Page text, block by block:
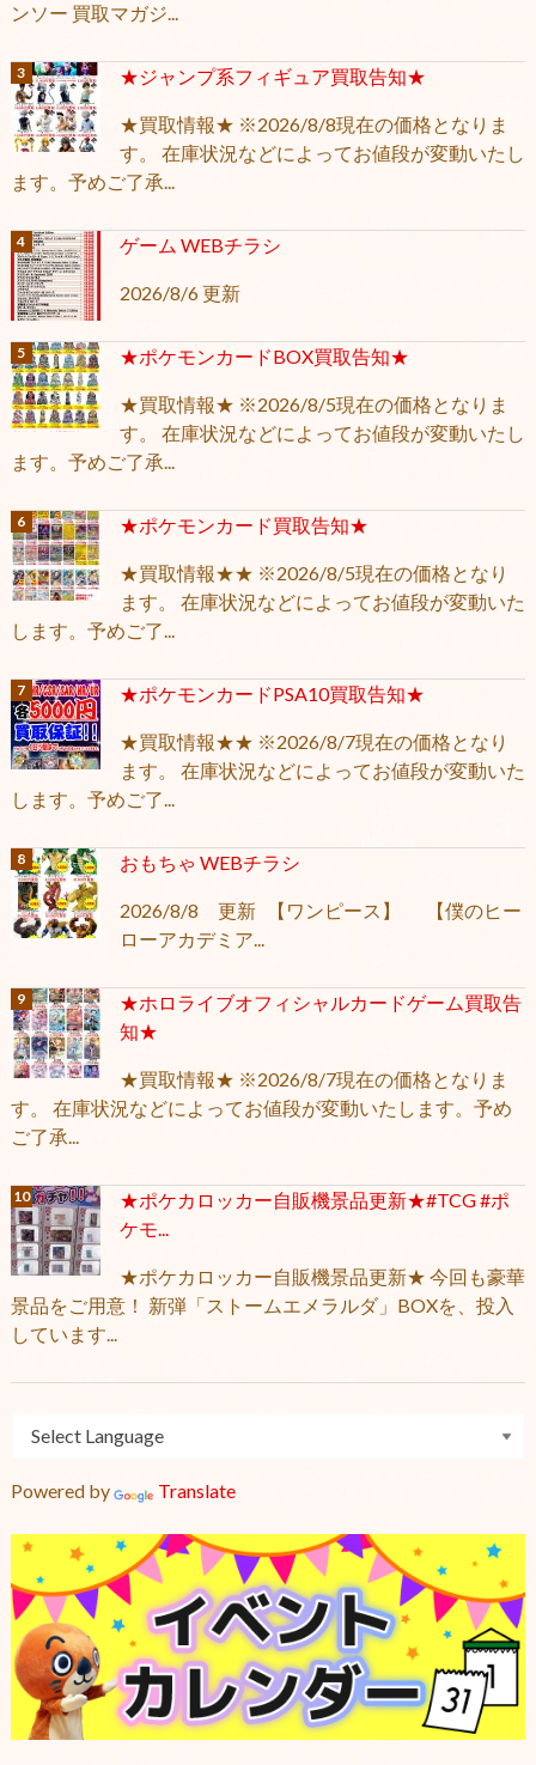
ンソー 買取マガジ...
★ジャンプ系フィギュア買取告知★
★買取情報★ ※2026/8/8現在の価格となりま
す。 在庫状況などによってお値段が変動いたし
ます。予めご了承...
ゲーム WEBチラシ
2026/8/6 更新
★ポケモンカードBOX買取告知★
★買取情報★ ※2026/8/5現在の価格となりま
す。 在庫状況などによってお値段が変動いたし
ます。予めご了承...
★ポケモンカード買取告知★
★買取情報★★ ※2026/8/5現在の価格となり
ます。 在庫状況などによってお値段が変動いた
します。予めご了...
★ポケモンカードPSA10買取告知★
★買取情報★★ ※2026/8/7現在の価格となり
ます。 在庫状況などによってお値段が変動いた
します。予めご了...
おもちゃ WEBチラシ
2026/8/8 更新 【ワンピース】 【僕のヒー
ローアカデミア...
★ホロライブオフィシャルカードゲーム買取告
知★
★買取情報★ ※2026/8/7現在の価格となりま
す。 在庫状況などによってお値段が変動いたします。予め
ご了承...
★ポケカロッカー自販機景品更新★#TCG #ポ
ケモ...
★ポケカロッカー自販機景品更新★ 今回も豪華
景品をご用意！ 新弾「ストームエメラルダ」BOXを、投入
しています...
Powered by Translate